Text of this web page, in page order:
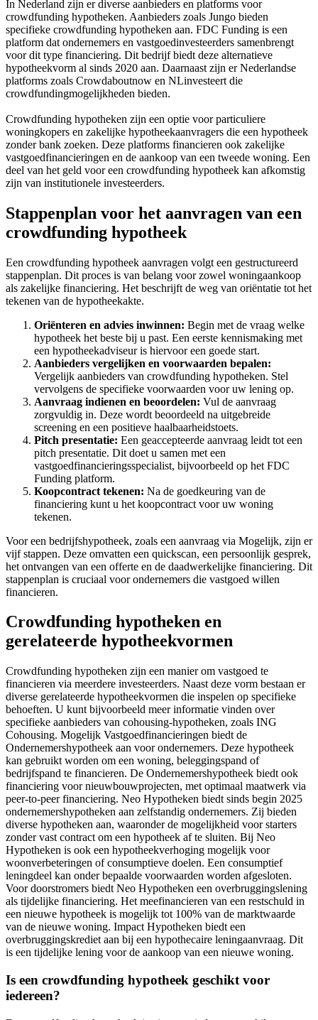
In Nederland zijn er diverse aanbieders en platforms voor
crowdfunding hypotheken. Aanbieders zoals Jungo bieden
specifieke crowdfunding hypotheken aan. FDC Funding is een
platform dat ondernemers en vastgoedinvesteerders samenbrengt
voor dit type financiering. Dit bedrijf biedt deze alternatieve
hypotheekvorm al sinds 2020 aan. Daarnaast zijn er Nederlandse
platforms zoals Crowdaboutnow en NLinvesteert die
crowdfundingmogelijkheden bieden.
Crowdfunding hypotheken zijn een optie voor particuliere
woningkopers en zakelijke hypotheekaanvragers die een hypotheek
zonder bank zoeken. Deze platforms financieren ook zakelijke
vastgoedfinancieringen en de aankoop van een tweede woning. Een
deel van het geld voor een crowdfunding hypotheek kan afkomstig
zijn van institutionele investeerders.
Stappenplan voor het aanvragen van een
crowdfunding hypotheek
Een crowdfunding hypotheek aanvragen volgt een gestructureerd
stappenplan. Dit proces is van belang voor zowel woningaankoop
als zakelijke financiering. Het beschrijft de weg van oriëntatie tot het
tekenen van de hypotheekakte.
Oriënteren en advies inwinnen: Begin met de vraag welke
hypotheek het beste bij u past. Een eerste kennismaking met
een hypotheekadviseur is hiervoor een goede start.
Aanbieders vergelijken en voorwaarden bepalen:
Vergelijk aanbieders van crowdfunding hypotheken. Stel
vervolgens de specifieke voorwaarden voor uw lening op.
Aanvraag indienen en beoordelen: Vul de aanvraag
zorgvuldig in. Deze wordt beoordeeld na uitgebreide
screening en een positieve haalbaarheidstoets.
Pitch presentatie: Een geaccepteerde aanvraag leidt tot een
pitch presentatie. Dit doet u samen met een
vastgoedfinancieringsspecialist, bijvoorbeeld op het FDC
Funding platform.
Koopcontract tekenen: Na de goedkeuring van de
financiering kunt u het koopcontract voor uw woning
tekenen.
Voor een bedrijfshypotheek, zoals een aanvraag via Mogelijk, zijn er
vijf stappen. Deze omvatten een quickscan, een persoonlijk gesprek,
het ontvangen van een offerte en de daadwerkelijke financiering. Dit
stappenplan is cruciaal voor ondernemers die vastgoed willen
financieren.
Crowdfunding hypotheken en
gerelateerde hypotheekvormen
Crowdfunding hypotheken zijn een manier om vastgoed te
financieren via meerdere investeerders. Naast deze vorm bestaan er
diverse gerelateerde hypotheekvormen die inspelen op specifieke
behoeften. U kunt bijvoorbeeld meer informatie vinden over
specifieke aanbieders van cohousing-hypotheken, zoals ING
Cohousing. Mogelijk Vastgoedfinancieringen biedt de
Ondernemershypotheek aan voor ondernemers. Deze hypotheek
kan gebruikt worden om een woning, beleggingspand of
bedrijfspand te financieren. De Ondernemershypotheek biedt ook
financiering voor nieuwbouwprojecten, met optimaal maatwerk via
peer-to-peer financiering. Neo Hypotheken biedt sinds begin 2025
ondernemershypotheken aan zelfstandig ondernemers. Zij bieden
diverse hypotheken aan, waaronder de mogelijkheid voor starters
zonder vast contract om een hypotheek af te sluiten. Bij Neo
Hypotheken is ook een hypotheekverhoging mogelijk voor
woonverbeteringen of consumptieve doelen. Een consumptief
leningdeel kan onder bepaalde voorwaarden worden afgesloten.
Voor doorstromers biedt Neo Hypotheken een overbruggingslening
als tijdelijke financiering. Het meefinancieren van een restschuld in
een nieuwe hypotheek is mogelijk tot 100% van de marktwaarde
van de nieuwe woning. Impact Hypotheken biedt een
overbruggingskrediet aan bij een hypothecaire leningaanvraag. Dit
is een tijdelijke lening voor de aankoop van een nieuwe woning.
Is een crowdfunding hypotheek geschikt voor
iedereen?